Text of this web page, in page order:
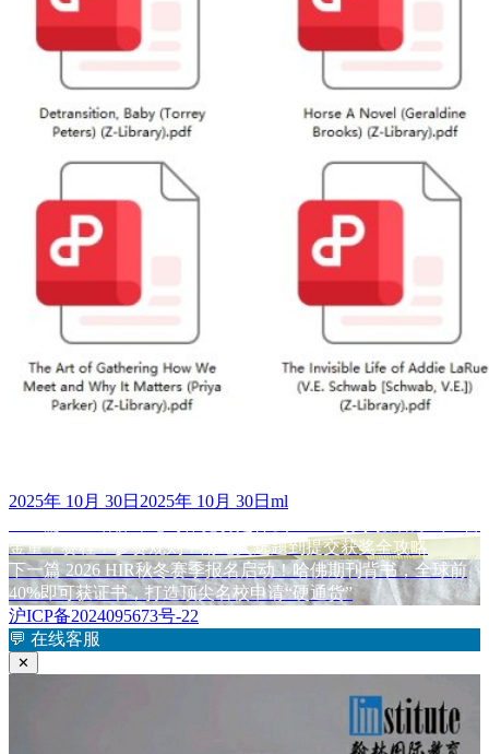
发
于
2025年 10月 30日 2025年 10月 30日 作
ml
文
章
导
航
篇
文
章：
金量？赛程？参赛规则？附论文选题到提交获奖全攻略
下一篇 下
篇
文
章：
2026 HIR秋冬赛季报名启动！哈佛期刊背书，全球前
40%即可获证书，打造顶尖名校申请“硬通货”
沪ICP备2024095673号-22
💬 在线客服
✕